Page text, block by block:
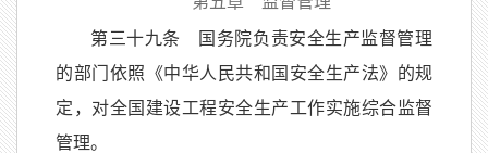
第三十九条 国务院负责安全生产监督管理
的部门依照《中华人民共和国安全生产法》的规
定，对全国建设工程安全生产工作实施综合监督
管理。